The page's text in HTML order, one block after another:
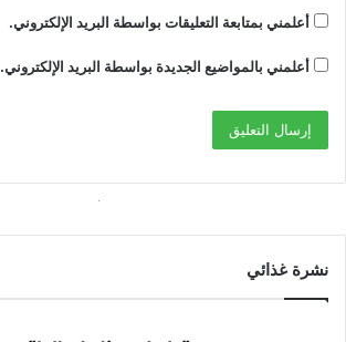
أعلمني بمتابعة التعليقات بواسطة البريد الإلكتروني.
أعلمني بالمواضيع الجديدة بواسطة البريد الإلكتروني.
نشرة غذائي